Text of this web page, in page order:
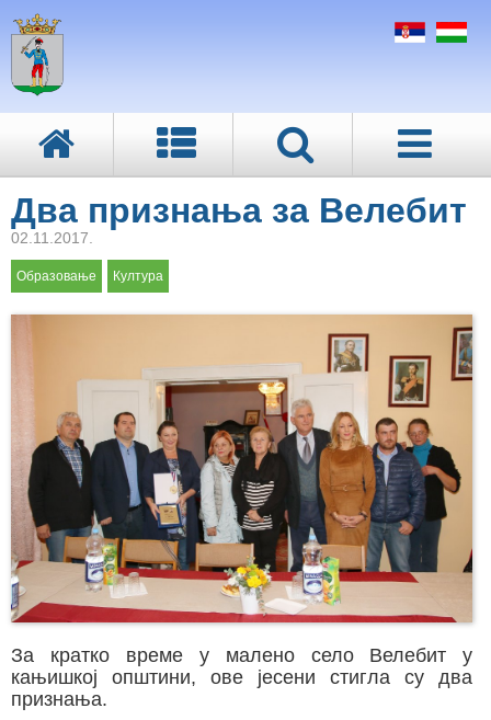
Два признања за Велебит
02.11.2017.
Образовање Култура
За кратко време у малено село Велебит у
кањишкој општини, ове јесени стигла су два
признања.